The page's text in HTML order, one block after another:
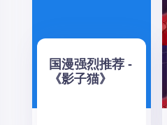
国漫强烈推荐 -
《影子猫》